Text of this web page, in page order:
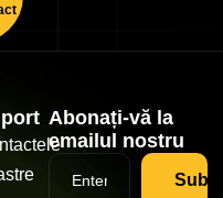
Abonați-vă la
emailul nostru